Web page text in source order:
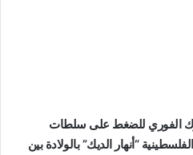
الفوري للضغط على سلطات
“أنهار الديك” بالولادة بين